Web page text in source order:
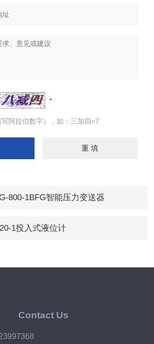
阿拉伯数字），如：三加四=7
800-1BFG智能压力变送器
1投入式液位计
Contact Us